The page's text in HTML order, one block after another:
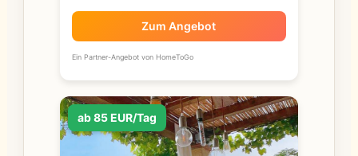
Zum Angebot
Ein Partner-Angebot von HomeToGo
ab 85 EUR/Tag